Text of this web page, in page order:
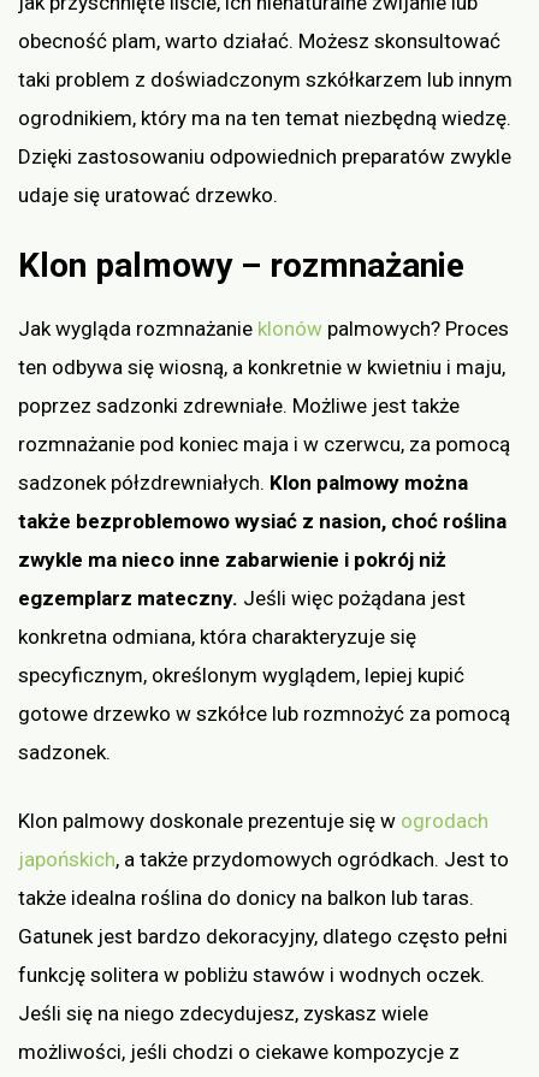
obecność plam, warto działać. Możesz skonsultować
taki problem z doświadczonym szkółkarzem lub innym
ogrodnikiem, który ma na ten temat niezbędną wiedzę.
Dzięki zastosowaniu odpowiednich preparatów zwykle
udaje się uratować drzewko.
Klon palmowy – rozmnażanie
Jak wygląda rozmnażanie klonów palmowych? Proces
ten odbywa się wiosną, a konkretnie w kwietniu i maju,
poprzez sadzonki zdrewniałe. Możliwe jest także
rozmnażanie pod koniec maja i w czerwcu, za pomocą
sadzonek półzdrewniałych. Klon palmowy można
także bezproblemowo wysiać z nasion, choć roślina
zwykle ma nieco inne zabarwienie i pokrój niż
egzemplarz mateczny. Jeśli więc pożądana jest
konkretna odmiana, która charakteryzuje się
specyficznym, określonym wyglądem, lepiej kupić
gotowe drzewko w szkółce lub rozmnożyć za pomocą
sadzonek.
Klon palmowy doskonale prezentuje się w ogrodach
japońskich, a także przydomowych ogródkach. Jest to
także idealna roślina do donicy na balkon lub taras.
Gatunek jest bardzo dekoracyjny, dlatego często pełni
funkcję solitera w pobliżu stawów i wodnych oczek.
Jeśli się na niego zdecydujesz, zyskasz wiele
możliwości, jeśli chodzi o ciekawe kompozycje z